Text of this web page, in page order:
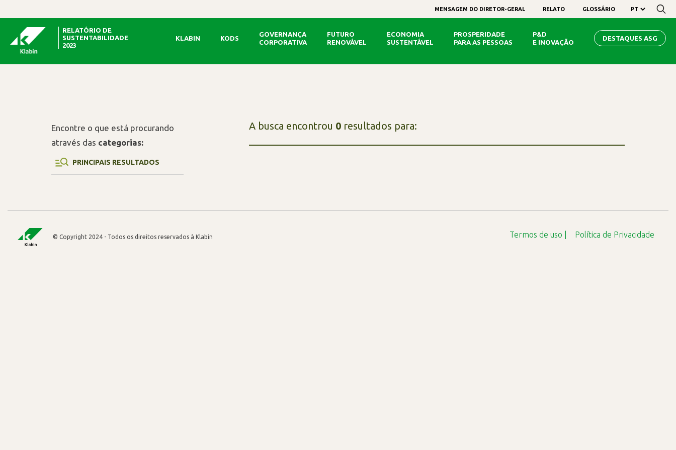
MENSAGEM DO DIRETOR-GERAL RELATO GLOSSÁRIO
RELATÓRIO DE
SUSTENTABILIDADE
2023
KLABIN KODS
GOVERNANÇA
CORPORATIVA
FUTURO
RENOVÁVEL
ECONOMIA
SUSTENTÁVEL
PROSPERIDADE
PARA AS PESSOAS
P&D
E INOVAÇÃO
DESTAQUES ASG
Encontre o que está procurando
através das categorias:
PRINCIPAIS RESULTADOS
A busca encontrou 0 resultados para:
© Copyright 2024 - Todos os direitos reservados à Klabin Termos de uso | Política de Privacidade